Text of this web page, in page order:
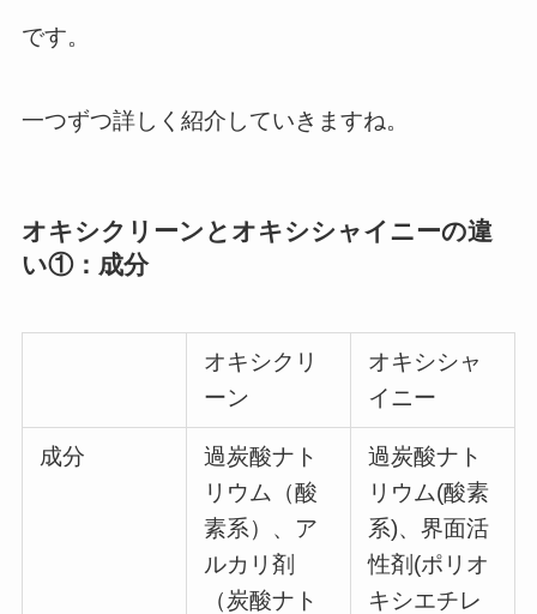
です。
一つずつ詳しく紹介していきますね。
オキシクリーンとオキシシャイニーの違
い①：成分
オキシクリ
ーン
オキシシャ
イニー
成分
過炭酸ナト
リウム（酸
素系）、ア
ルカリ剤
（炭酸ナト
過炭酸ナト
リウム(酸素
系)、界面活
性剤(ポリオ
キシエチレ